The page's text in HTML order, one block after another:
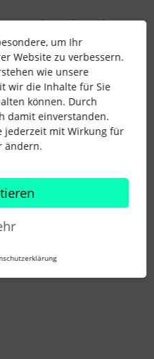
Forum|Forum|1 year ago
gefunden? :)
uns selbst die IT nicht
konnte der
um Ihr
Website zu verbessern.
wie unsere
wir die Inhalte für Sie
können. Durch
damit einverstanden.
jederzeit mit Wirkung für
ändern.